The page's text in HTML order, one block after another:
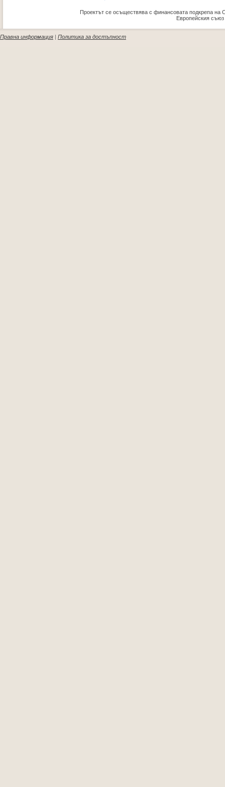
Проектът се осъществява с финансовата подкрепа на
Европейския
Правна информация | Политика за достъпност